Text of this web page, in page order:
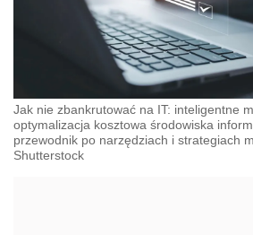
Jak nie zbankrutować na IT: inteligentne
optymalizacja kosztowa środowiska
przewodnik po narzędziach i strategiach
Shutterstock